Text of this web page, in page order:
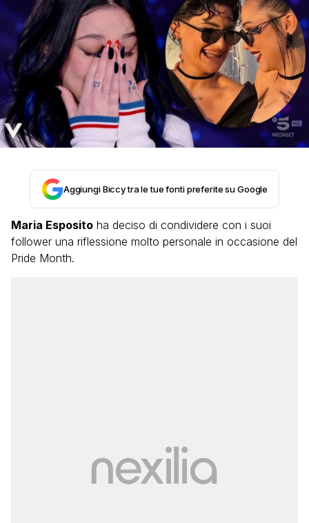
Aggiungi Biccy tra le tue fonti preferite su Google
Maria Esposito ha deciso di condividere con i suoi
follower una riflessione molto personale in occasione del
Pride Month.